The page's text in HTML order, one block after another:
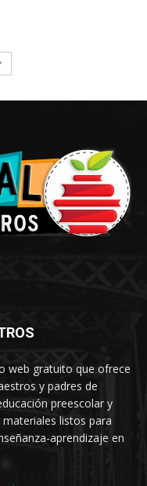
web gratuito que ofrece
y padres de
preescolar y
listos para
aprendizaje en